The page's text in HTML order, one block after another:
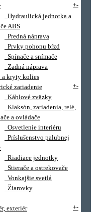
+-
Hydraulická jednotka a
ABS
Predná náprava
Prvky pohonu bŕzd
Spínače a snímače
Zadná náprava
a kryty kolies
zariadenie
+-
Káblové zväzky
Klaksón, zariadenia, relé,
a ovládače
Osvetlenie interiéru
Príslušenstvo palubnej
Riadiace jednotky
Stierače a ostrekovače
Vonkajšie svetlá
Žiarovky
exteriér
+-